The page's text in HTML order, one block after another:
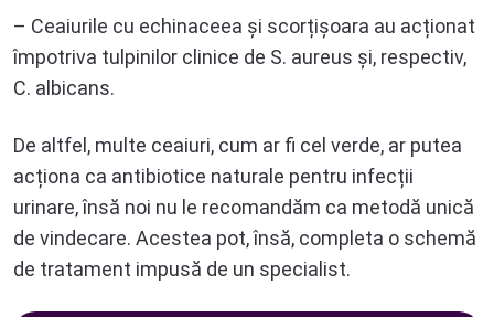
– Ceaiurile cu echinaceea și scorțișoara au acționat
împotriva tulpinilor clinice de S. aureus și, respectiv,
C. albicans.
De altfel, multe ceaiuri, cum ar fi cel verde, ar putea
acționa ca antibiotice naturale pentru infecții
urinare, însă noi nu le recomandăm ca metodă unică
de vindecare. Acestea pot, însă, completa o schemă
de tratament impusă de un specialist.